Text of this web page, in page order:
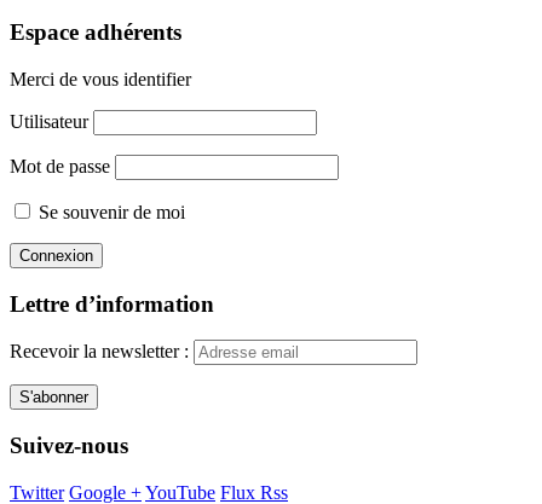
Espace adhérents
Merci de vous identifier
Utilisateur
Mot de passe
Se souvenir de moi
Lettre d’information
Recevoir la newsletter :
Suivez-nous
Twitter Google +YouTube Flux Rss